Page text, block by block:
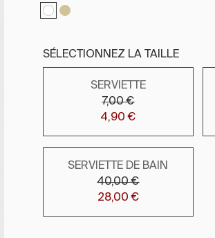
SÉLECTIONNEZ LA TAILLE
SERVIETTE
7,00 €
4,90 €
SERVIETTE DE BAIN
40,00 €
28,00 €